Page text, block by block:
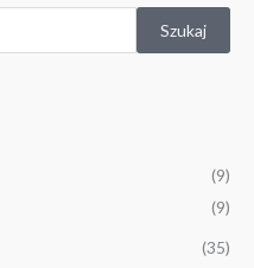
Szukaj
(9)
(9)
(35)